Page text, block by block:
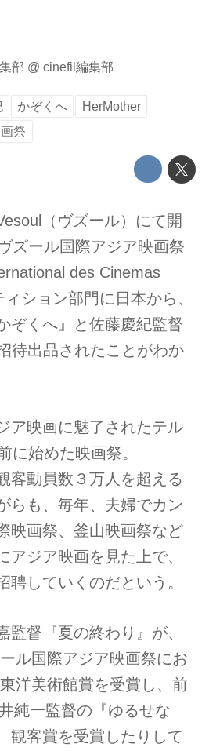
部 @ cinefil編集部
かぞくへ
HerMother
祭
（ヴズール）にて開
ズール国際アジア映画祭
des Cinemas
ション部門に日本から、
ぞくへ』と佐藤慶紀監督
待出品されたことがわか
ア映画に魅了されたテル
に始めた映画祭。
客動員数３万人を超える
らも、毎年、夫婦でカン
映画祭、釜山映画祭など
アジア映画を見た上で、
聘していくのだという。
監督『夏の終わり』が、
ル国際アジア映画祭にお
洋美術館賞を受賞し、前
純一監督の『ゆるせな
観客賞を受賞したりして